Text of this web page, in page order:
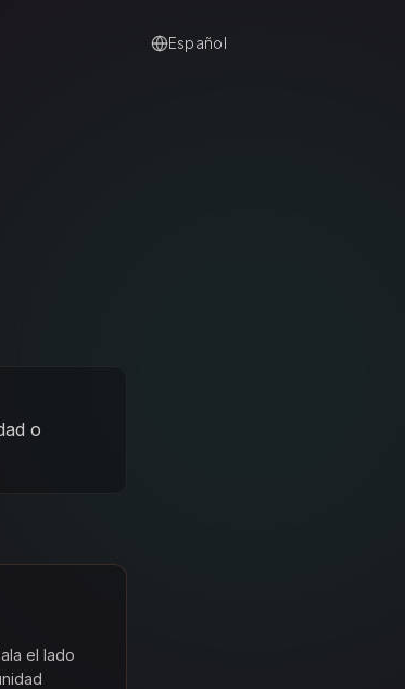
Español
o
el lado